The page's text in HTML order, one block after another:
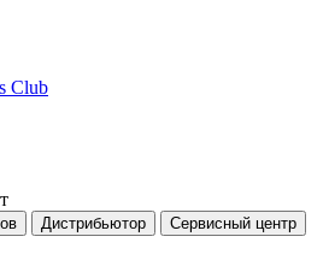
Club
Дистрибьютор Сервисный центр